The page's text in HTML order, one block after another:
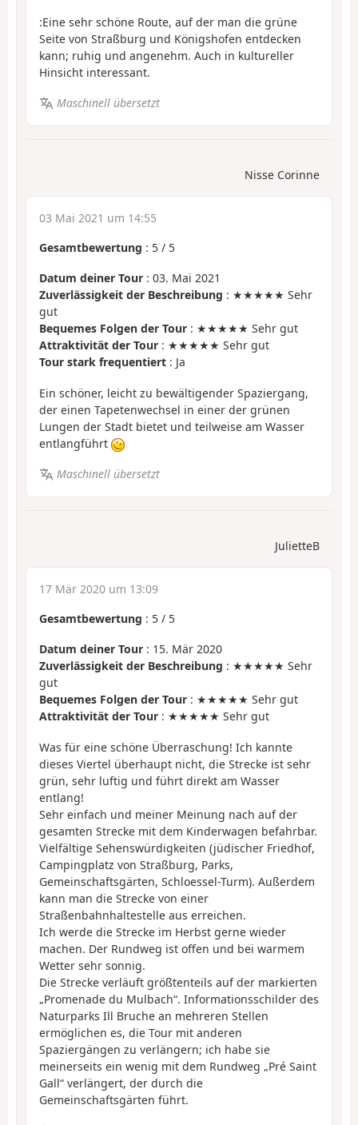
:Eine sehr schöne Route, auf der man die grüne
Seite von Straßburg und Königshofen entdecken
kann; ruhig und angenehm. Auch in kultureller
Hinsicht interessant.
Maschinell übersetzt
Nisse Corinne
03 Mai 2021 um 14:55
Gesamtbewertung : 5 / 5
Datum deiner Tour : 03. Mai 2021
Zuverlässigkeit der Beschreibung : ★★★★★ Sehr
gut
Bequemes Folgen der Tour : ★★★★★ Sehr gut
Attraktivität der Tour : ★★★★★ Sehr gut
Tour stark frequentiert : Ja
Ein schöner, leicht zu bewältigender Spaziergang,
der einen Tapetenwechsel in einer der grünen
Lungen der Stadt bietet und teilweise am Wasser
entlangführt
Maschinell übersetzt
JulietteB
17 Mär 2020 um 13:09
Gesamtbewertung : 5 / 5
Datum deiner Tour : 15. Mär 2020
Zuverlässigkeit der Beschreibung : ★★★★★ Sehr
gut
Bequemes Folgen der Tour : ★★★★★ Sehr gut
Attraktivität der Tour : ★★★★★ Sehr gut
Was für eine schöne Überraschung! Ich kannte
dieses Viertel überhaupt nicht, die Strecke ist sehr
grün, sehr luftig und führt direkt am Wasser
entlang!
Sehr einfach und meiner Meinung nach auf der
gesamten Strecke mit dem Kinderwagen befahrbar.
Vielfältige Sehenswürdigkeiten (jüdischer Friedhof,
Campingplatz von Straßburg, Parks,
Gemeinschaftsgärten, Schloessel-Turm). Außerdem
kann man die Strecke von einer
Straßenbahnhaltestelle aus erreichen.
Ich werde die Strecke im Herbst gerne wieder
machen. Der Rundweg ist offen und bei warmem
Wetter sehr sonnig.
Die Strecke verläuft größtenteils auf der markierten
„Promenade du Mulbach“. Informationsschilder des
Naturparks Ill Bruche an mehreren Stellen
ermöglichen es, die Tour mit anderen
Spaziergängen zu verlängern; ich habe sie
meinerseits ein wenig mit dem Rundweg „Pré Saint
Gall“ verlängert, der durch die
Gemeinschaftsgärten führt.